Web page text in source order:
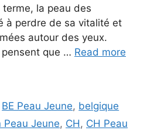
la peau des
à perdre de sa vitalité et
autour des yeux.
pensent que … Read more
BE Peau Jeune, belgique
Peau Jeune, CH , CH Peau